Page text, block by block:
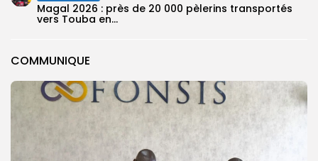
COMMUNIQUE
Magal 2026 : près de 20 000 pèlerins transportés
vers Touba en...